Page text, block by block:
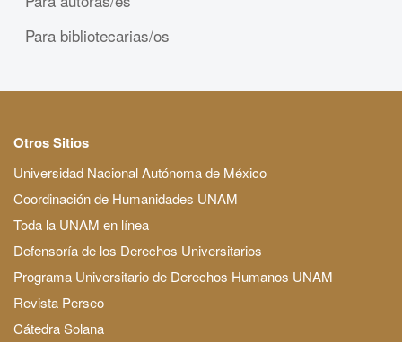
Para bibliotecarias/os
Otros Sitios
Universidad Nacional Autónoma de México
Coordinación de Humanidades UNAM
Toda la UNAM en línea
Defensoría de los Derechos Universitarios
Programa Universitario de Derechos Humanos UNAM
Revista Perseo
Cátedra Solana